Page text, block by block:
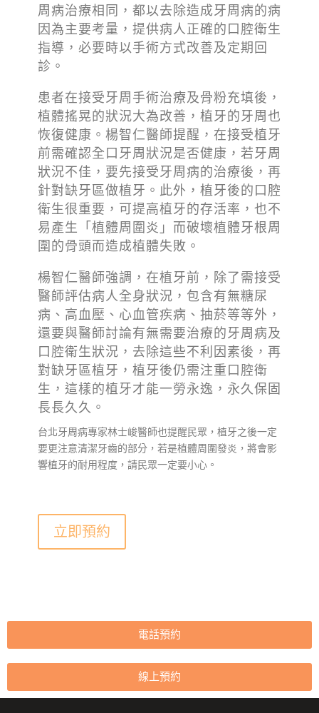
周病治療相同，都以去除造成牙周病的病
因為主要考量，提供病人正確的口腔衛生
指導，必要時以手術方式改善及定期回
診。
患者在接受牙周手術治療及骨粉充填後，
植體搖晃的狀況大為改善，植牙的牙周也
恢復健康。楊智仁醫師提醒，在接受植牙
前需確認全口牙周狀況是否健康，若牙周
狀況不佳，要先接受牙周病的治療後，再
針對缺牙區做植牙。此外，植牙後的口腔
衛生很重要，可提高植牙的存活率，也不
易產生「植體周圍炎」而破壞植體牙根周
圍的骨頭而造成植體失敗。
楊智仁醫師強調，在植牙前，除了需接受
醫師評估病人全身狀況，包含有無糖尿
病、高血壓、心血管疾病、抽菸等等外，
還要與醫師討論有無需要治療的牙周病及
口腔衛生狀況，去除這些不利因素後，再
對缺牙區植牙，植牙後仍需注重口腔衛
生，這樣的植牙才能一勞永逸，永久保固
長長久久。
台北牙周病專家林士峻醫師也提醒民眾，植牙之後一定
要更注意清潔牙齒的部分，若是植體周圍發炎，將會影
響植牙的耐用程度，請民眾一定要小心。
立即預約
電話預約
線上預約